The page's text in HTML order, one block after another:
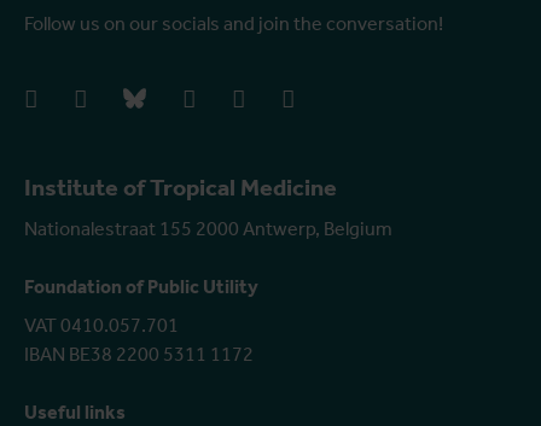
Institute of Tropical Medicine
Nationalestraat 155 2000 Antwerp, Belgium
Foundation of Public Utility
VAT 0410.057.701
IBAN BE38 2200 5311 1172
Useful links
Follow us on our socials and join the conversation!
facebookinstagrambluesky linkedIn youtube